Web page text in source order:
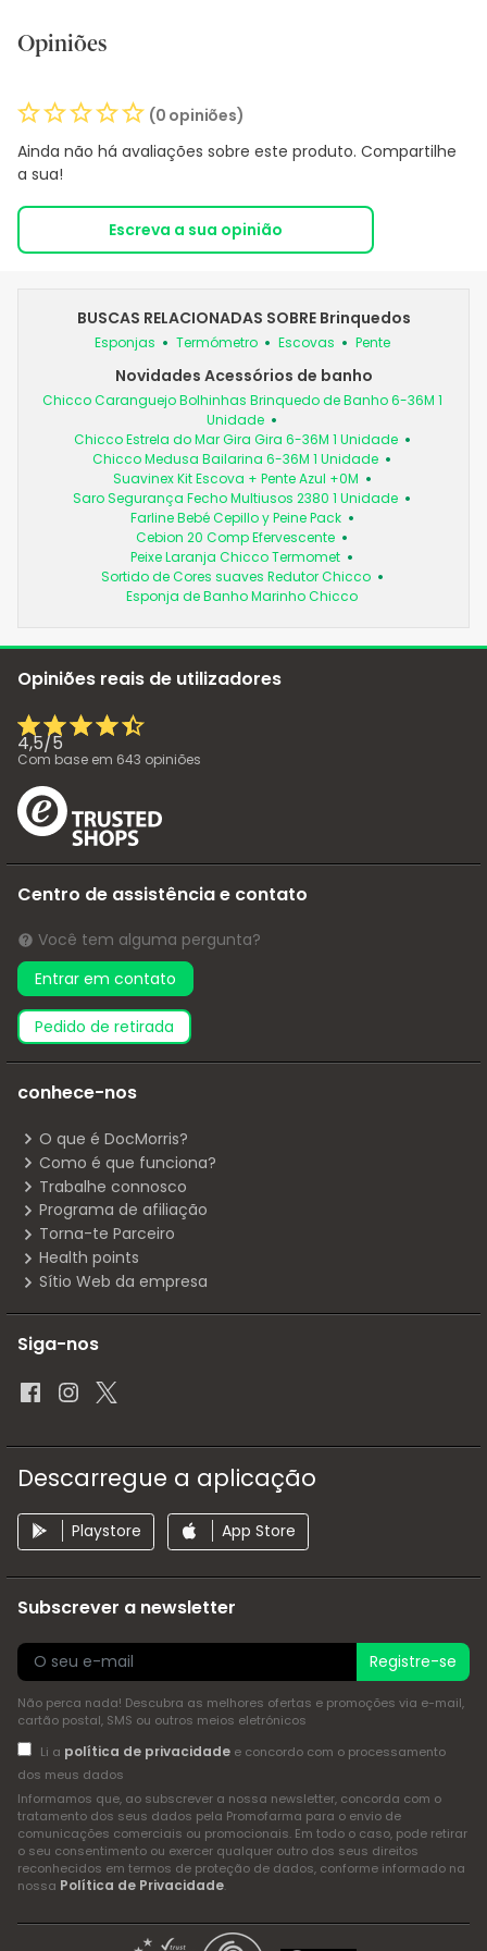
Opiniões
(0 opiniões)
Ainda não há avaliações sobre este produto. Compartilhe
a sua!
Escreva a sua opinião
BUSCAS RELACIONADAS SOBRE Brinquedos
Esponjas Termómetro Escovas Pente
Novidades Acessórios de banho
Chicco Caranguejo Bolhinhas Brinquedo de Banho 6-36M 1
Unidade
Chicco Estrela do Mar Gira Gira 6-36M 1 Unidade
Chicco Medusa Bailarina 6-36M 1 Unidade
Suavinex Kit Escova + Pente Azul +0M
Saro Segurança Fecho Multiusos 2380 1 Unidade
Farline Bebé Cepillo y Peine Pack
Cebion 20 Comp Efervescente
Peixe Laranja Chicco Termomet
Sortido de Cores suaves Redutor Chicco
Esponja de Banho Marinho Chicco
Opiniões reais de utilizadores
4,5/5
Com base em 643 opiniões
Centro de assistência e contato
Você tem alguma pergunta?
Entrar em contato
pedido de retirada
conhece-nos
O que é DocMorris?
Como é que funciona?
Trabalhe connosco
Programa de afiliação
Torna-te Parceiro
Health points
Sítio Web da empresa
Siga-nos
Descarregue a aplicação
Playstore App Store
Subscrever a newsletter
Registre-se
Não perca nada! Descubra as melhores ofertas e promoções via e-mail,
cartão postal, SMS ou outros meios eletrónicos
Li a política de privacidadee concordo com o processamento
dos meus dados
Informamos que, ao subscrever a nossa newsletter, concorda com o
tratamento dos seus dados pela Promofarma para o envio de
comunicações comerciais ou promocionais. Em todo o caso, pode retirar
o seu consentimento ou exercer qualquer outro dos seus direitos
reconhecidos em termos de proteção de dados, conforme informado na
nossa Política de Privacidade.